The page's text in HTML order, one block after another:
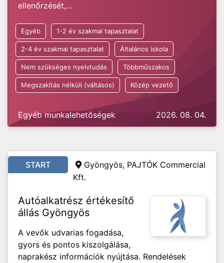
ellenőrzését,...
Egyéb 1-2 év szakmai tapasztalat
2-4 év szakmai tapasztalat Általános iskola
Nem szükséges nyelvtudás Többműszakos
Megszakítás nélküli (váltásos) Közép vezető
Egyéb munkalehetőségek 2026. 08. 04.
START
Gyöngyös, PAJTÓK Commercial
Kft.
Autóalkatrész értékesítő
állás Gyöngyös
A vevők udvarias fogadása,
gyors és pontos kiszolgálása,
naprakész információk nyújtása. Rendelések